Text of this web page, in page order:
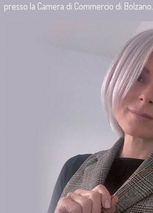
presso la Camera di Commercio di Bolzano.